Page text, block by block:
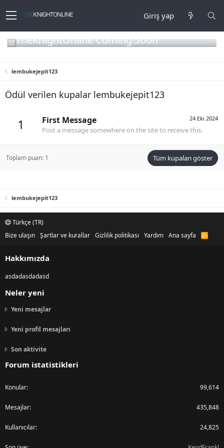
Giriş yap
TheKnightOnline Coming Soon
lembukejepit123
Ödül verilen kupalar lembukejepit123
1 24 Eki 2024
First Message
Post a message somewhere on the site to receive this.
Toplam puan: 1 Tüm kupaları göster
lembukejepit123
Türkçe (TR)
Bize ulaşın Şartlar ve kurallar Gizlilik politikası Yardım Ana sayfa
R
Hakkımızda
asdadasdadasd
Neler yeni
Yeni mesajlar
Yeni profil mesajları
Son aktivite
Forum istatistikleri
Konular 99,614
Mesajlar 435,848
Kullanıcılar 24,825